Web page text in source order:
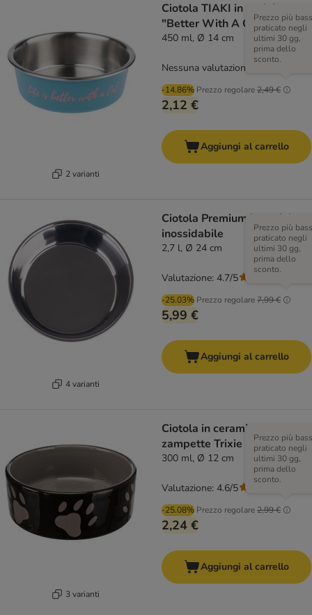
2 varianti
Ciotola TIAKI in acciaio
"Better With A Cat"
450 ml, Ø 14 cm
-14.86% Prezzo regolare2,49 €
Prezzo più
praticato negli
ultimi 30 gg,
prima dello
sconto.
2,12 €
Nessuna valutazione
Aggiungi al carrello
4 varianti
Ciotola Premium in acciaio
inossidabile
2,7 l, Ø 24 cm
-25.03% Prezzo regolare7,99 €
Prezzo più
praticato negli
ultimi 30 gg,
prima dello
sconto.
5,99 €
Valutazione: 4.7/5
Aggiungi al carrello
3 varianti
Ciotola in ceramica con
zampette Trixie marrone
300 ml, Ø 12 cm
-25.08% Prezzo regolare2,99 €
Prezzo più
praticato negli
ultimi 30 gg,
prima dello
sconto.
2,24 €
Valutazione: 4.6/5
Aggiungi al carrello